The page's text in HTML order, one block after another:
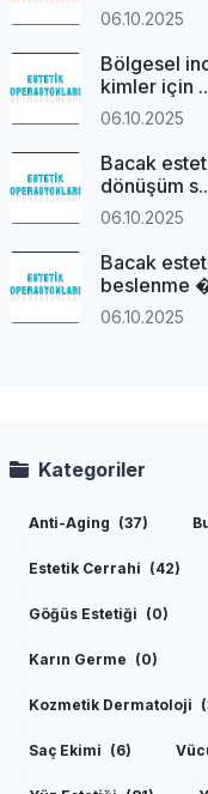
06.10.2025
Bölgesel
kimler için
06.10.2025
Bacak
dönüşüm
06.10.2025
Bacak
beslenme
06.10.2025
Kategoriler
Anti-Aging (37)
Estetik Cerrahi (42)
Göğüs Estetiği (0)
Karın Germe (0)
Kozmetik Dermatoloji
Saç Ekimi (6)